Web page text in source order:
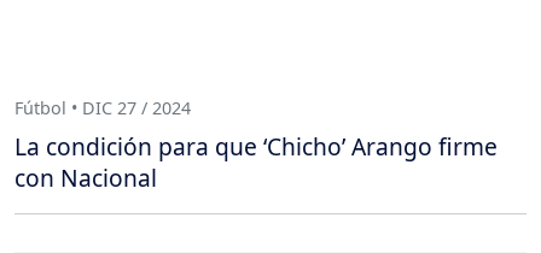
Fútbol • DIC 27 / 2024
La condición para que ‘Chicho’ Arango firme
con Nacional